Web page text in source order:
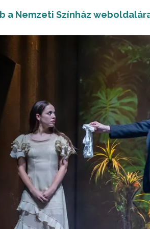
a Nemzeti Színház